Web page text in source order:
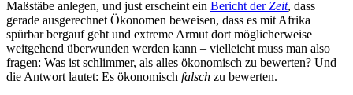
Maßstäbe anlegen, und just erscheint ein Bericht derZeit, dass
gerade ausgerechnet Ökonomen beweisen, dass es mit Afrika
spürbar bergauf geht und extreme Armut dort möglicherweise
weitgehend überwunden werden kann – vielleicht muss man also
fragen: Was ist schlimmer, als alles ökonomisch zu bewerten? Und
die Antwort lautet: Es ökonomisch falsch zu bewerten.